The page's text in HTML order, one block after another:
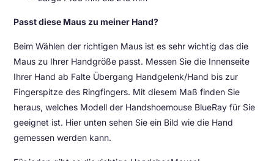
Passt diese Maus zu meiner Hand?
Beim Wählen der richtigen Maus ist es sehr wichtig das die
Maus zu Ihrer Handgröße passt. Messen Sie die Innenseite
Ihrer Hand ab Falte Übergang Handgelenk/Hand bis zur
Fingerspitze des Ringfingers. Mit diesem Maß finden Sie
heraus, welches Modell der Handshoemouse BlueRay für Sie
geeignet ist. Hier unten sehen Sie ein Bild wie die Hand
gemessen werden kann.